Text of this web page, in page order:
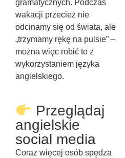
gramatycznych. Podczas
wakacji przecież nie
odcinamy się od świata, ale
„trzymamy rękę na pulsie” –
można więc robić to z
wykorzystaniem języka
angielskiego.
Przeglądaj
angielskie
social media
Coraz więcej osób spędza